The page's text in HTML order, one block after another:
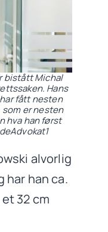
bistått Michal
Hans
fått nesten
er nesten
hva han først
alvorlig
har han ca.
32 cm